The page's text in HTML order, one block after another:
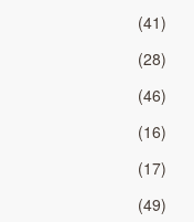
(41)
(28)
(46)
(16)
(17)
(49)